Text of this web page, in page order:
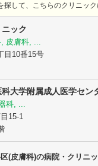
して、こちらのクリニック
ック
皮膚科, ...
目10番15号
大学附属成人医学セン
科, ...
15-1
(皮膚科)の病院・クリニ